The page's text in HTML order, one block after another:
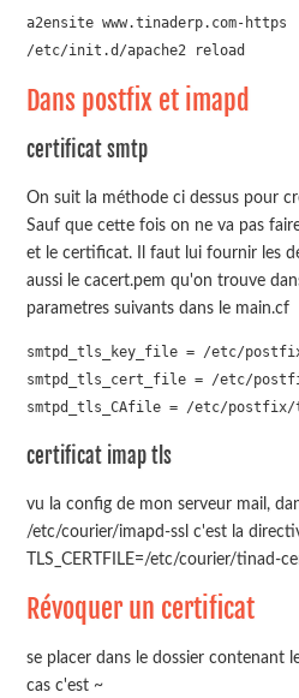
a2ensite www.tinaderp.com-https
/etc/init.d/apache2 reload
Dans postfix et imapd
certificat smtp
On suit la méthode ci dessus pour
Sauf que cette fois on ne va pas
et le certificat. Il faut lui fournir les
aussi le cacert.pem qu'on trouve
parametres suivants dans le main.cf
smtpd_tls_key_file = /etc/
smtpd_tls_cert_file = /etc/
certificat imap tls
vu la config de mon serveur mail,
/etc/courier/imapd-ssl c'est la
TLS_CERTFILE=/etc/courier/tinad-
Révoquer un certificat
se placer dans le dossier contenant
cas c'est ~